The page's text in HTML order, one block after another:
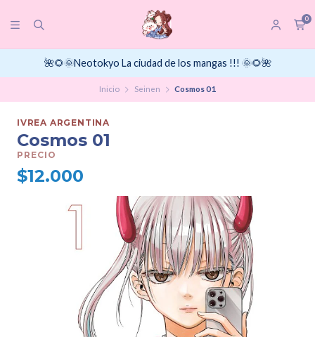
0
🌺🌻🌞Neotokyo La ciudad de los mangas !!! 🌞🌻🌺
Inicio Seinen Cosmos 01
IVREA ARGENTINA
Cosmos 01
PRECIO
$12.000